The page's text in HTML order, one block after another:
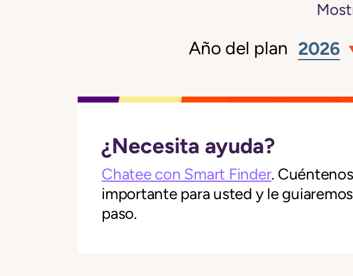
Año del plan 2026
¿Necesita ayuda?
Chatee con Smart Finder.
importante para usted y le
paso.